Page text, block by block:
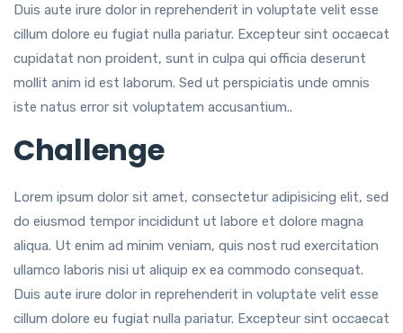
Duis aute irure dolor in reprehenderit in voluptate velit esse
cillum dolore eu fugiat nulla pariatur. Excepteur sint occaecat
cupidatat non proident, sunt in culpa qui officia deserunt
mollit anim id est laborum. Sed ut perspiciatis unde omnis
iste natus error sit voluptatem accusantium..
Challenge
Lorem ipsum dolor sit amet, consectetur adipisicing elit, sed
do eiusmod tempor incididunt ut labore et dolore magna
aliqua. Ut enim ad minim veniam, quis nost rud exercitation
ullamco laboris nisi ut aliquip ex ea commodo consequat.
Duis aute irure dolor in reprehenderit in voluptate velit esse
cillum dolore eu fugiat nulla pariatur. Excepteur sint occaecat